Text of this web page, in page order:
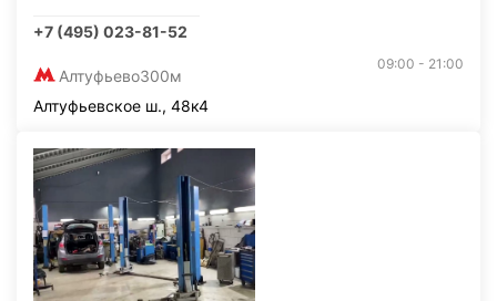
+7 (495) 023-81-52
Алтуфьево300м
09:00 - 21:00
Алтуфьевское ш., 48к4